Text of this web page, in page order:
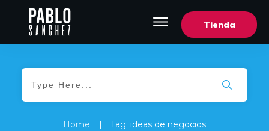
Tienda
Home Tag: ideas de negocios